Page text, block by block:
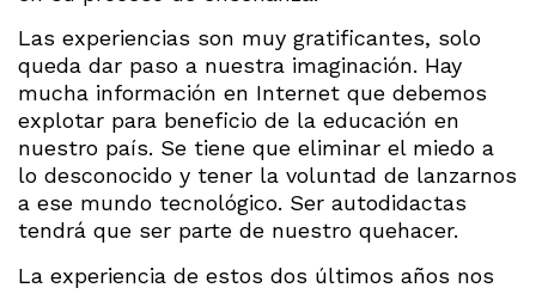
Las experiencias son muy gratificantes, solo
queda dar paso a nuestra imaginación. Hay
mucha información en Internet que debemos
explotar para beneficio de la educación en
nuestro país. Se tiene que eliminar el miedo a
lo desconocido y tener la voluntad de lanzarnos
a ese mundo tecnológico. Ser autodidactas
tendrá que ser parte de nuestro quehacer.
La experiencia de estos dos últimos años nos